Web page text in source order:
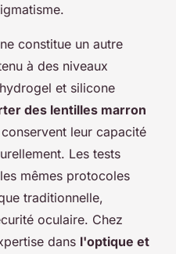
constitue un autre
à des niveaux
et silicone
des lentilles marron
conservent leur capacité
Les tests
mêmes protocoles
traditionnelle,
oculaire. Chez
dans l'optique et